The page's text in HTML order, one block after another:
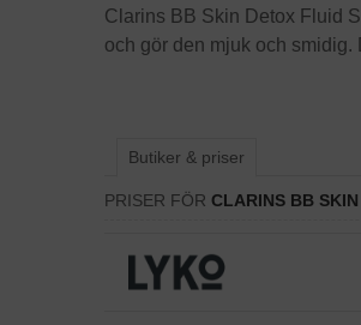
Clarins BB Skin Detox Fluid
och gör den mjuk och smidig.
Butiker & priser
PRISER FÖR CLARINS BB